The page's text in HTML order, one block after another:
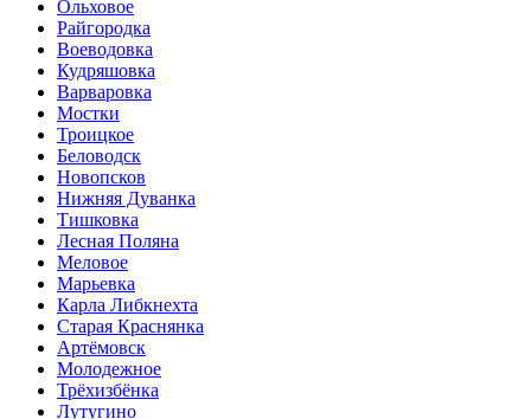
Ольховое
Райгородка
Воеводовка
Кудряшовка
Варваровка
Мостки
Троицкое
Беловодск
Новопсков
Нижняя Дуванка
Тишковка
Лесная Поляна
Меловое
Марьевка
Карла Либкнехта
Старая Краснянка
Артёмовск
Молодежное
Трёхизбёнка
Лутугино